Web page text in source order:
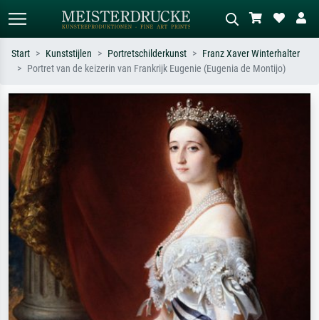
Zoek op kunstenaar, titel of stijl – bijv.
Monet, Sterrennacht, impressionisme,
Hokusai-golf, naakt.
Beschrijf de scène – bijv. groene
weide, abstract met veel rood, donker
olieverfschilderij, staand naakt naast
Start Kunststijlen Portretschilderkunst
Franz Xaver Winterhalter
Portret van de keizerin van Frankrijk Eugenie (Eugenia de Montijo)